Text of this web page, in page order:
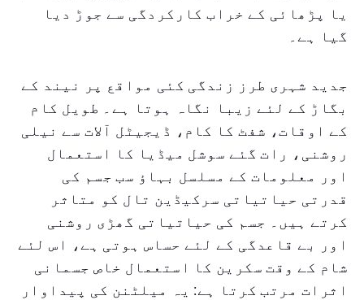
یا پڑھائی کے خراب کارکردگی سے جوڑ دیا
گیا ہے۔
جدید شہری طرز زندگی کئی مواقع پر نیند کے
بگاڑ کے لئے زیبا نگاہ ہوتا ہے۔ طویل کام
کے اوقات، شفٹ کا کام، ڈیجیٹل آلات سے نیلی
روشنی، رات گئے سوشل میڈیا کا استعمال
اور معلومات کے مسلسل بہاؤ سب جسم کی
قدرتی حیاتیاتی سرکیڈین تال کو متاثر
کرتے ہیں۔ جسم کی حیاتیاتی گھڑی روشنی
اور بے قاعدگی کے لئے حساس ہوتی ہے، اس لئے
شام کے وقت سکرین کا استعمال خاص جسمانی
اثرات مرتب کرتا ہے: یہ میلٹنن کی پیداوار